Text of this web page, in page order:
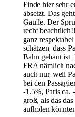
Finde hier sehr
absetzt. Das
Gaulle. Der
recht
ganz
schätzen, dass
Bahn gebaut ist.
FRA nämlich
auch nur, weil
bei den
-1.5%, Paris ca.
groß, als das
aufholen